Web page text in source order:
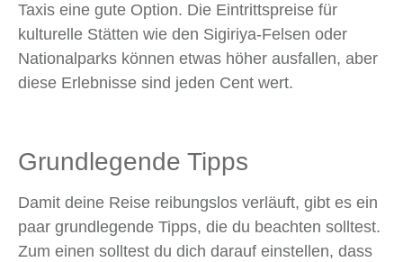
Taxis eine gute Option. Die Eintrittspreise für
kulturelle Stätten wie den Sigiriya-Felsen oder
Nationalparks können etwas höher ausfallen, aber
diese Erlebnisse sind jeden Cent wert.
Grundlegende Tipps
Damit deine Reise reibungslos verläuft, gibt es ein
paar grundlegende Tipps, die du beachten solltest.
Zum einen solltest du dich darauf einstellen, dass